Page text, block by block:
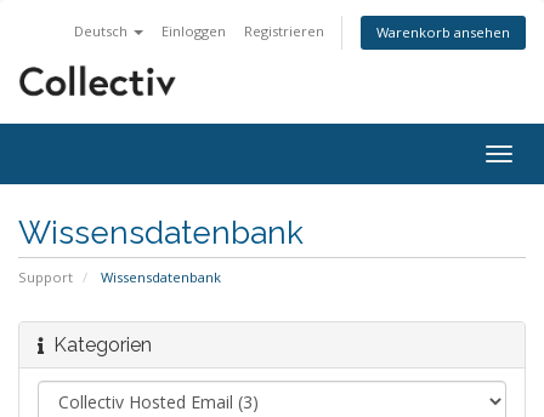
Deutsch Einloggen Registrieren Warenkorb ansehen
ein-/
Wissensdatenbank
Support Wissensdatenbank
Kategorien